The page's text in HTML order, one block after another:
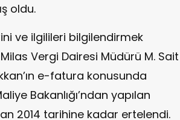
oldu.
ve ilgilileri bilgilendirmek
Vergi Dairesi Müdürü M. Sait
e-fatura konusunda
Bakanlığı’ndan yapılan
2014 tarihine kadar ertelendi.